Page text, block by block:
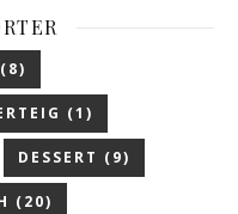
(8)
(1)
DESSERT (9)
(20)